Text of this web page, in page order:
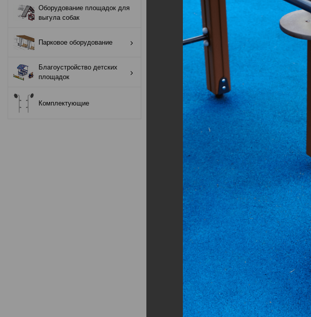
Оборудование
площадок для
выгула собак
оборудование
Благоустройство
детских площадок
Оборудование площадок для
выгула собак
Парковое оборудование
Благоустройство детских
площадок
Комплектующие